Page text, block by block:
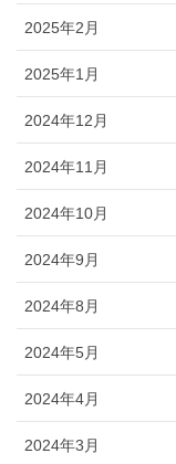
2025年2月
2025年1月
2024年12月
2024年11月
2024年10月
2024年9月
2024年8月
2024年5月
2024年4月
2024年3月